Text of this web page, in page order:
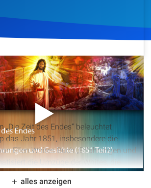
1.228Klicks Download
„Die Zeit des Endes“ beleuchtet
das Jahr 1851, insbesondere die
Ellen Whites Buch „Erfahrungen und
die Umzüge der Whites, die
bei der Publikation von Zeitschriften
wichtiger Schriften. Zudem werden
alles anzeigen
Über Uns
Kontakt
Spenden